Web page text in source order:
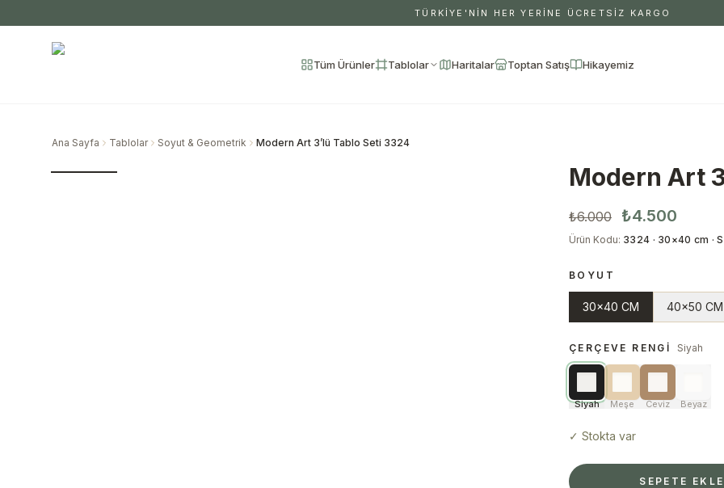
TÜRKİYE'NİN HER YERİNE ÜCRETSİZ KARGO
Tüm Ürünler Tablolar Haritalar Toptan Satış Hikayemiz
Ana Sayfa Tablolar Soyut & Geometrik Modern Art 3’lü Tablo Seti 3324
Modern Art
₺6.000 ₺4.500
Ürün Kodu: 3324 · 30×40 cm ·
BOYUT
30x40 CM 40x50 CM
ÇERÇEVE RENGI Siyah
Siyah Meşe Ceviz Beyaz
✓ Stokta var
SEPETE EKLE